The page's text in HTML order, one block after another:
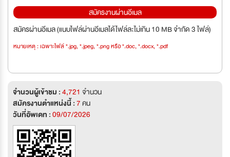
สมัครงานผ่านอีเมล
สมัครผ่านอีเมล (แนบไฟล์ผ่านอีเมลได้ไฟล์ละไม่เกิน 10 MB จำกัด 3 ไฟล์)
หมายเหตุ : เฉพาะไฟล์ *.jpg, *.jpeg, *.png หรือ *.doc, *.docx, *.pdf
จำนวนผู้เข้าชม :4,721 จำนวน
สมัครงานตำแหน่งนี้ :7คน
วันที่อัพเดท :09/07/2026